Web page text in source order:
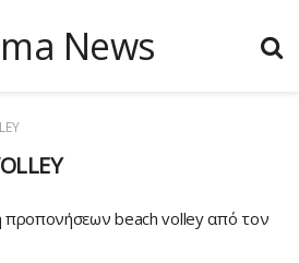
προπονήσεων beach volley από τον